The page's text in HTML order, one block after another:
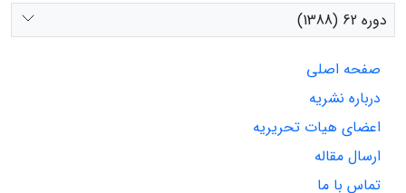
دوره 62 (1388)
صفحه اصلی
درباره نشریه
اعضای هیات تحریریه
ارسال مقاله
تماس با ما